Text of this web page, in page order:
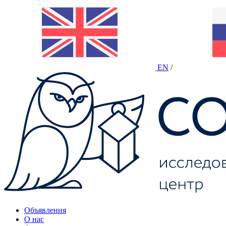
EN /
Объявления
О нас